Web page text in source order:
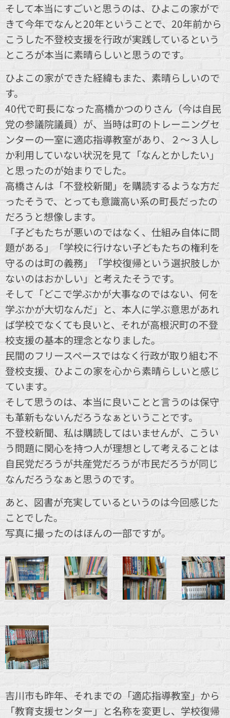
そして本当にすごいと思うのは、ひよこの家がで
きて今年でなんと20年ということで、20年前から
こうした不登校支援を行政が実践しているという
ところが本当に素晴らしいと思うのです。
ひよこの家ができた経緯もまた、素晴らしいので
す。
40代で町長になった高橋かつのりさん（今は自民
党の参議院議員）が、当時は町のトレーニングセ
ンターの一室に適応指導教室があり、２～３人し
か利用していない状況を見て「なんとかしたい」
と思ったのが始まりでした。
高橋さんは「不登校新聞」を購読するような方だ
ったそうで、とっても意識高い系の町長だったの
だろうと想像します。
「子どもたちが悪いのではなく、仕組み自体に問
題がある」「学校に行けない子どもたちの権利を
守るのは町の義務」「学校復帰という選択肢しか
ないのはおかしい」と考えたそうです。
そして「どこで学ぶかが大事なのではない、何を
学ぶかが大切なんだ」と、本人に学ぶ意思があれ
ば学校でなくても良いと、それが高根沢町の不登
校支援の基本的理念となりました。
民間のフリースペースではなく行政が取り組む不
登校支援、ひよこの家を心から素晴らしいと感じ
ています。
そして思うのは、本当に良いことと言うのは保守
も革新もないんだろうなぁということです。
不登校新聞、私は購読してはいませんが、こうい
う問題に関心を持つ人が理想として考えることは
自民党だろうが共産党だろうが市民だろうが同じ
なんだろうなぁと思うのです。
あと、図書が充実しているというのは今回感じた
ことでした。
写真に撮ったのはほんの一部ですが。
吉川市も昨年、それまでの「適応指導教室」から
「教育支援センター」と名称を変更し、学校復帰